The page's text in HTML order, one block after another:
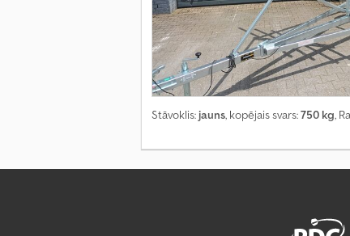
Stāvoklis: jauns, kopējais svars:750 kg,